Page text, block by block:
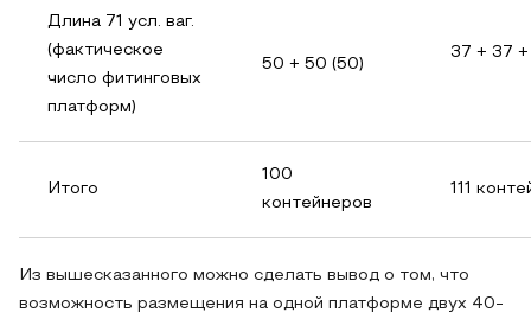
Длина 71 усл. ваг.
(фактическое
число фитинговых
платформ)
50 + 50 (50)
37 + 37
Итого
100
контейнеров
111
Из вышесказанного можно сделать вывод о том, что
возможность размещения на одной платформе двух 40-